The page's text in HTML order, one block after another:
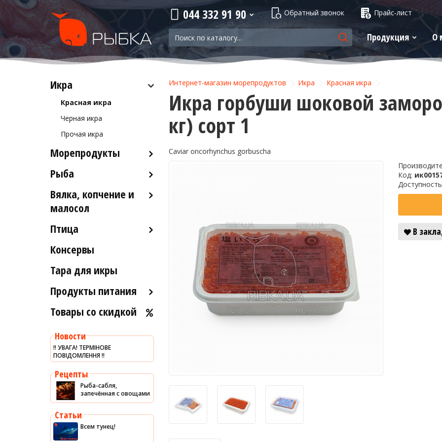
044 332 91 90 Обратный звонок Прайс-лист
Продукция О
Икра
Красная икра
Черная икра
Прочая икра
Морепродукты
Кальмары
Крабы
Лобстеры / Омары
Мидии
Мясо гребешка
Рапаны
Устрицы
Другое
Рыба
Рыба деликатесных сортов
Рыба столовых сортов
Вялка, копчение и
малосол
Икра вяленая
Рыба слабосоленая
Рыба холодного и
Птица
Индейка
Консервы
Тара для икры
Продукты питания
Оливковое масло
Уксус
Сыры
Соусы
Сладости
Рис
Оливки
Мясные изделия
Товары со скидкой
Новости
‼️ УВАГА! ТЕРМІНОВЕ
ПОВІДОМЛЕННЯ ‼️
Рецепты
Рыба-сабля,
запечённая с овощами
Статьи
Всем тунец!
Интернет-магазин морепродуктов Икра Красная икра
Икра горбуши шоковой
кг) сорт 1
Caviar oncorhynchus gorbuscha
Код:
В